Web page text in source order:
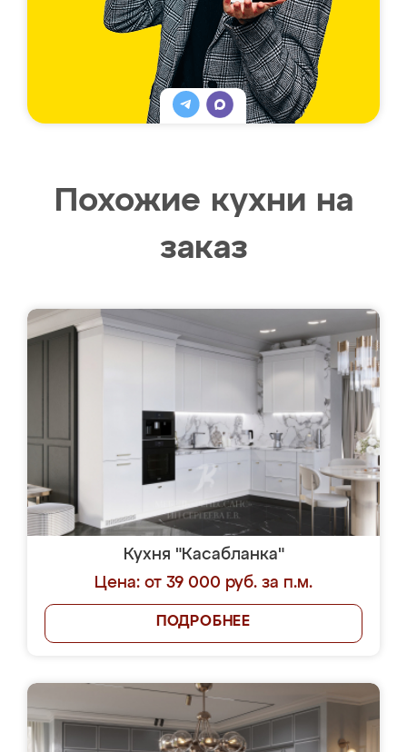
Похожие кухни на
заказ
Кухня "Касабланка"
Цена: от 39 000 руб. за п.м.
ПОДРОБНЕЕ